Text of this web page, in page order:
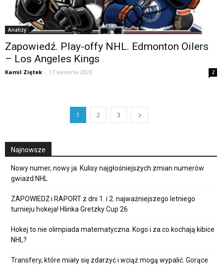
Analizy
Zapowiedź. Play-offy NHL. Edmonton Oilers
– Los Angeles Kings
Kamil Ziętek - 17 kwietnia 2023 2
1 2 3
Najnowsze
Nowy numer, nowy ja. Kulisy najgłośniejszych zmian numerów
gwiazd NHL
ZAPOWIEDŹ i RAPORT z dni 1. i 2. najważniejszego letniego
turnieju hokeja! Hlinka Gretzky Cup 26
Hokej to nie olimpiada matematyczna. Kogo i za co kochają kibice
NHL?
Transfery, które miały się zdarzyć i wciąż mogą wypalić. Gorące